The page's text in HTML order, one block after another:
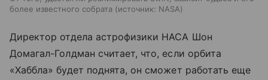
более известного собрата
источник: NASA
Директор отдела астрофизики НАСА Шон
Домагал-Голдман считает, что, если орбита
«Хаббла» будет поднята, он сможет работать еще